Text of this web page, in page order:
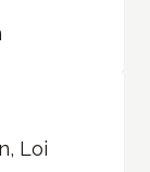
Loi